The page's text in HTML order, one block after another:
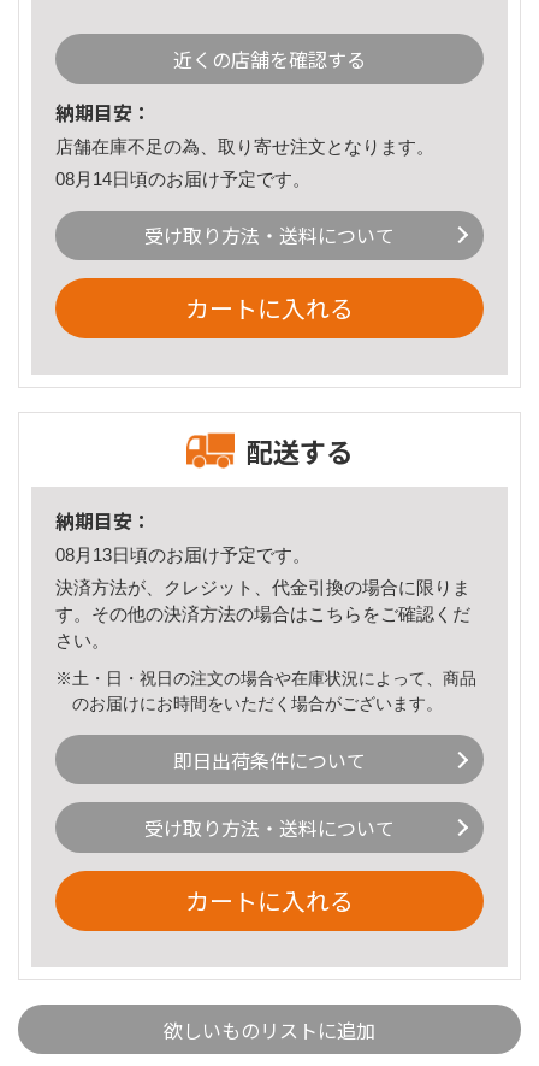
近くの店舗を確認する
納期目安：
店舗在庫不足の為、取り寄せ注文となります。
08月14日頃のお届け予定です。
受け取り方法・送料について
カートに入れる
配送する
納期目安：
08月13日頃のお届け予定です。
決済方法が、クレジット、代金引換の場合に限りま
す。その他の決済方法の場合はこちら をご確認くだ
さい。
※土・日・祝日の注文の場合や在庫状況によって、商品
のお届けにお時間をいただく場合がございます。
即日出荷条件について
受け取り方法・送料について
カートに入れる
欲しいものリストに追加